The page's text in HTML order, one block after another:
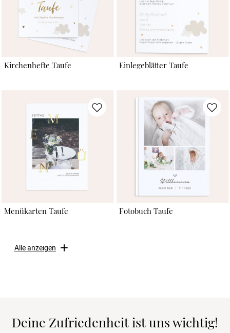
Kirchenhefte Taufe Einlegeblätter Taufe
Menükarten Taufe Fotobuch Taufe
Alle anzeigen
Deine Zufriedenheit ist uns wichtig!